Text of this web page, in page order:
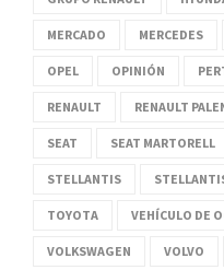
MERCADO MERCEDES
OPEL OPINIÓN
RENAULT RENAULT
SEAT SEAT MARTORELL
STELLANTIS
TOYOTA VEHÍCULO DE
VOLKSWAGEN VOLVO